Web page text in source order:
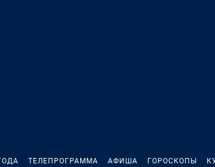
ТЕЛЕПРОГРАММА АФИША ГОРОСКОПЫ